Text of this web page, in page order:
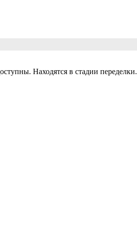
Находятся в стадии переделки.